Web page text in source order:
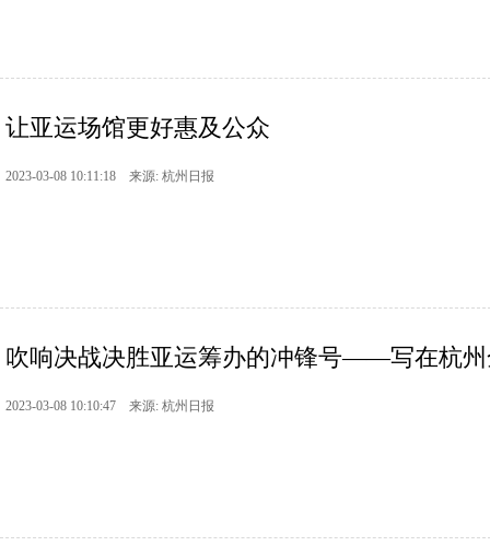
让亚运场馆更好惠及公众
2023-03-08 10:11:18 来源: 杭州日报
吹响决战决胜亚运筹办的冲锋号——写在杭
2023-03-08 10:10:47 来源: 杭州日报